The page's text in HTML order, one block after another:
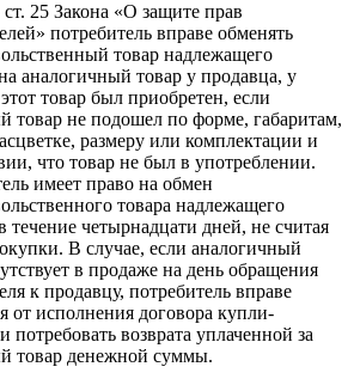
25 Закона «О защите прав
потребитель вправе обменять
товар надлежащего
аналогичный товар у продавца, у
товар был приобретен, если
товар не подошел по форме, габаритам,
размеру или комплектации и
что товар не был в употреблении.
имеет право на обмен
товара надлежащего
течение четырнадцати дней, не считая
В случае, если аналогичный
в продаже на день обращения
к продавцу, потребитель вправе
от исполнения договора купли-
потребовать возврата уплаченной за
товар денежной суммы.